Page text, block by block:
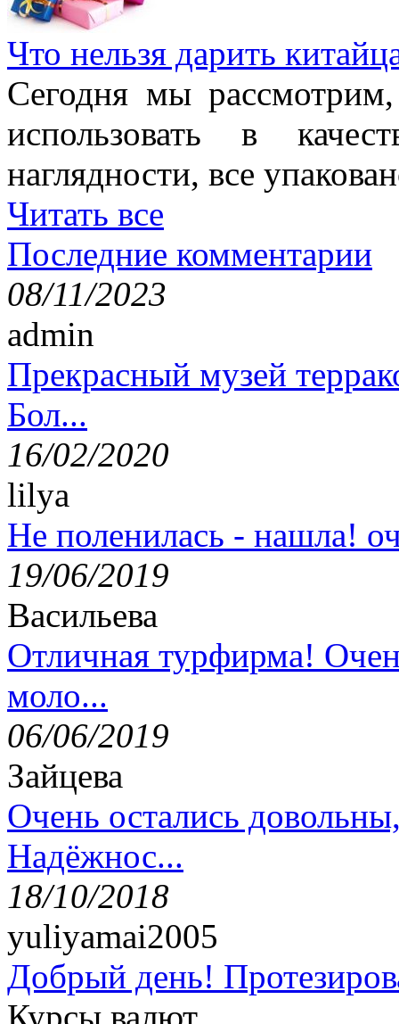
Что нельзя дарить
Сегодня мы
использовать в
наглядности, все
Читать все
Последние комментарии
08/11/2023
admin
Прекрасный музей
Бол...
16/02/2020
lilya
Не поленилась - нашла!
19/06/2019
Васильева
Отличная турфирма!
моло...
06/06/2019
Зайцева
Очень остались
Надёжнос...
18/10/2018
yuliyamai2005
Добрый день!
Курсы валют